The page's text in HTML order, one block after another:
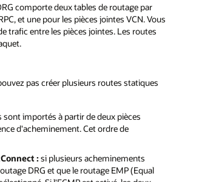
comporte deux tables de routage par
et une pour les pièces jointes VCN. Vous
trafic entre les pièces jointes. Les routes
pas créer plusieurs routes statiques
sont importés à partir de deux pièces
d'acheminement. Cet ordre de
: si plusieurs acheminements
DRG et que le routage EMP (Equal